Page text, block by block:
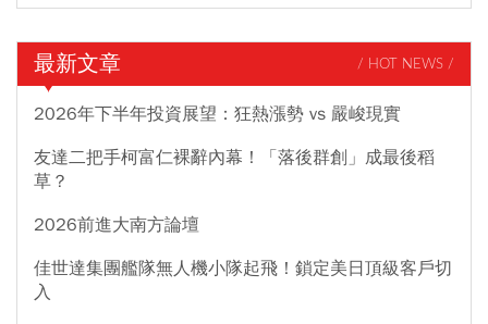
最新文章 / HOT NEWS /
2026年下半年投資展望：狂熱漲勢 vs 嚴峻現實
友達二把手柯富仁裸辭內幕！「落後群創」成最後稻
草？
2026前進大南方論壇
佳世達集團艦隊無人機小隊起飛！鎖定美日頂級客戶切
入